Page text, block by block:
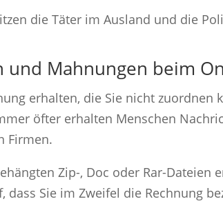
die Täter im Ausland und die
und Mahnungen beim
erhalten, die Sie nicht
öfter erhalten Menschen
Firmen.
Zip-, Doc oder Rar-
Sie im Zweifel die Rechnung